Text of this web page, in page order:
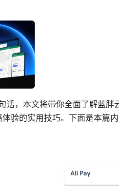
话，本文将带你全面了解蓝
验的实用技巧。下面是本篇